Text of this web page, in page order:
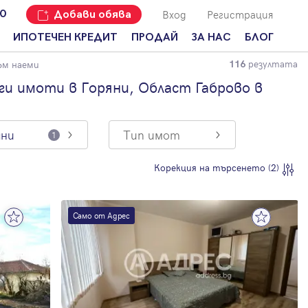
Добави обява Вход Регистрация
ИПОТЕЧЕН КРЕДИТ ПРОДАЙ
имот с
Адрес?
ЗА НАС
Наши офиси
Кариери
Кои сме ние?
Мениджмънт
Address Run
Франчайз
Често
задавани
въпроси
БЛОГ
За продавачи
За купувачи
Ипотечно
наемодатели
наематели
Анализ на
пазара
Новини
наеми 116 резултата
имоти в Горяни, Област Габрово в
1 Тип имот
Корекция на търсенето (2)
Само от Адрес